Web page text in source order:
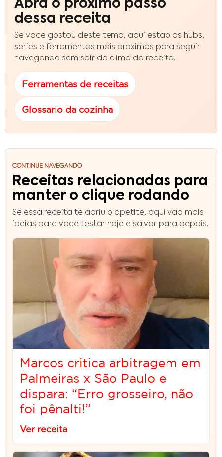
Abra o proximo passo
dessa receita
Se voce gostou deste tema, aqui estao os hubs,
series e ferramentas mais proximos para seguir
navegando sem sair do clima da receita.
Ferramentas de receitas
Glossario da cozinha
CONTINUE NAVEGANDO
Receitas relacionadas para
manter o clique rodando
Se essa receita te abriu o apetite, aqui vao mais
ideias para voce testar hoje e salvar para depois.
Marcos critica arbitragem em
Palmeiras x São Paulo e
dispara: “Erro grosseiro, não
foi pênalti!”
Ver receita